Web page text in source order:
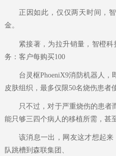
正因如此，仅仅两天时间，
金。
紧接著，为拉升销量，智橙
务：客户每购买100
台灵枢PhoeniX9消防机器人，
皮肤组织，最多仅限50名烧伤患者
只不过，对于严重烧伤的患者
能只够三四个病人的移植所需，甚
该消息一出，网友这才想起
队跳槽到森联集团、